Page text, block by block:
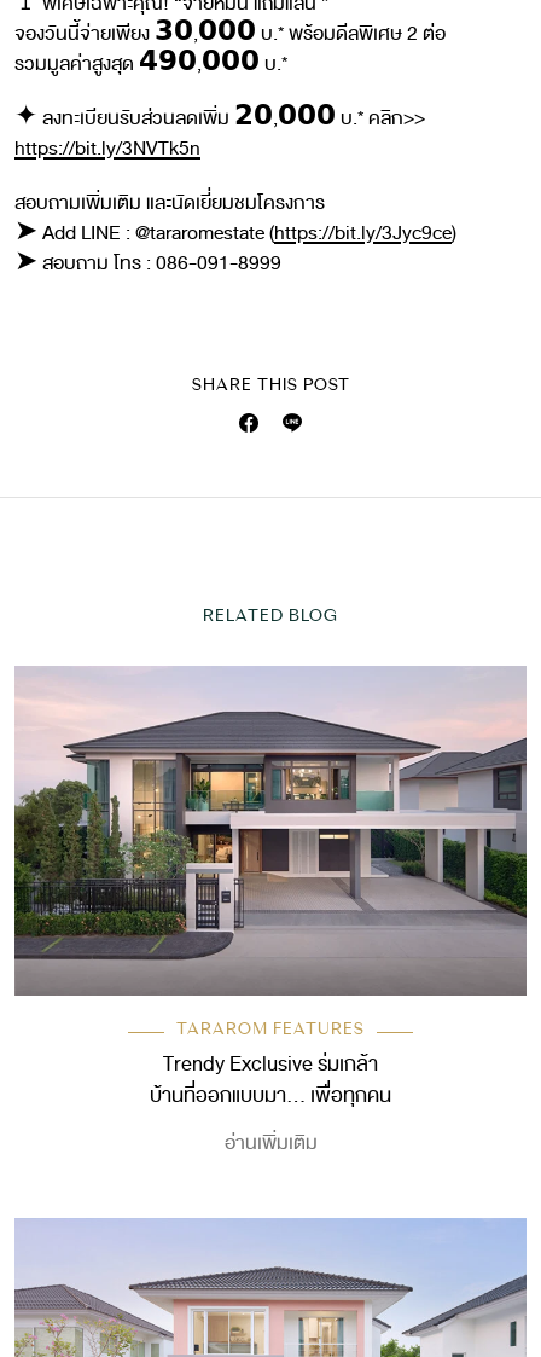
จองวันนี้จ่ายเพียง 𝟯𝟬,𝟬𝟬𝟬 บ.* พร้อมดีลพิเศษ 2 ต่อ
รวมมูลค่าสูงสุด 𝟰𝟵𝟬,𝟬𝟬𝟬 บ.*
✦ ลงทะเบียนรับส่วนลดเพิ่ม 𝟮𝟬,𝟬𝟬𝟬 บ.* คลิก>>
https://bit.ly/3NVTk5n
สอบถามเพิ่มเติม และนัดเยี่ยมชมโครงการ
➤ Add LINE : @tararomestate (https://bit.ly/3Jyc9ce)
➤ สอบถาม โทร : 086-091-8999
SHARE THIS POST
RELATED BLOG
TARAROM FEATURES
Trendy Exclusive ร่มเกล้า
บ้านที่ออกแบบมา… เพื่อทุกคน
อ่านเพิ่มเติม